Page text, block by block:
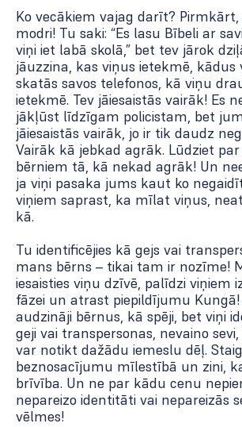
Ko vecākiem vajag darīt? Pirmkārt,
modri! Tu saki: “Es lasu Bībeli ar
viņi iet labā skolā,” bet tev jārok
jāuzzina, kas viņus ietekmē, kādus
skatās savos telefonos, kā viņu
ietekmē. Tev jāiesaistās vairāk! Es
jākļūst līdzīgam policistam, bet
jāiesaistās vairāk, jo ir tik daudz
Vairāk kā jebkad agrāk. Lūdziet
bērniem tā, kā nekad agrāk! Un
ja viņi pasaka jums kaut ko
viņiem saprast, ka mīlat viņus,
kā.
Tu identificējies kā gejs vai
mans bērns – tikai tam ir nozīme!
iesaisties viņu dzīvē, palīdzi viņiem
fāzei un atrast piepildījumu
audzināji bērnus, kā spēji, bet viņi
geji vai transpersonas, nevaino
var notikt dažādu iemeslu dēļ.
beznosacījumu mīlestībā un zini,
brīvība. Un ne par kādu cenu
nepareizo identitāti vai nepareizās
vēlmes!